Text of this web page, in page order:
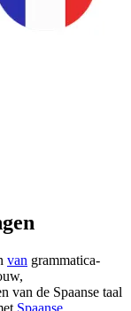
van grammatica-
van de Spaanse taal
Spaanse